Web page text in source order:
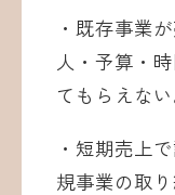
・既存事業
人・予算・
てもらえない
・短期売上
規事業の取